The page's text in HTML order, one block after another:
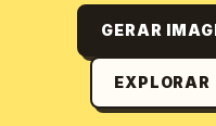
GERAR